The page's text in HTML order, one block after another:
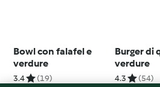
Bowl con falafel e
verdure
3.4 (19)
Burger di
verdure
4.3 (54)